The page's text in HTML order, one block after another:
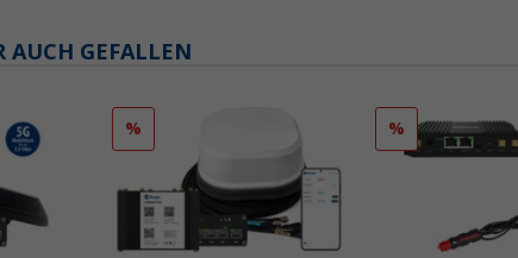
AUCH GEFALLEN
% %